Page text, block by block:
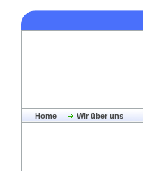
Home Wir über uns